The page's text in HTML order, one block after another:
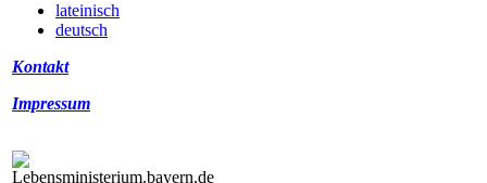
lateinisch
deutsch
Kontakt
Impressum